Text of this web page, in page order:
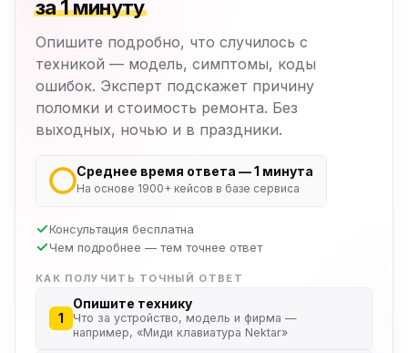
за 1 минуту
Опишите подробно, что случилось с
техникой — модель, симптомы, коды
ошибок. Эксперт подскажет причину
поломки и стоимость ремонта. Без
выходных, ночью и в праздники.
Среднее время ответа — 1 минута
На основе 1900+ кейсов в базе сервиса
Консультация бесплатна
Чем подробнее — тем точнее ответ
КАК ПОЛУЧИТЬ ТОЧНЫЙ ОТВЕТ
1
Опишите технику
Что за устройство, модель и фирма —
например, «Миди клавиатура Nektar»